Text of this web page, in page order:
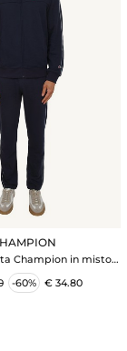
Champion in misto
cotone blu
-60% € 34.80